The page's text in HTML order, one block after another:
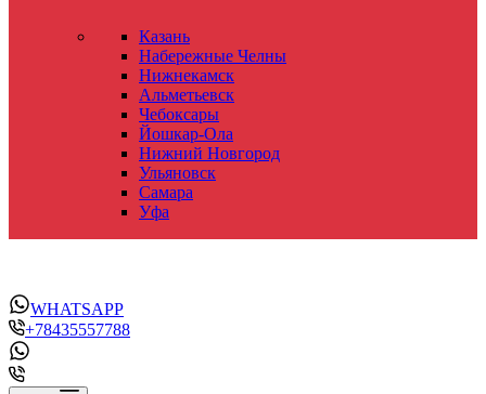
Казань
Набережные Челны
Нижнекамск
Альметьевск
Чебоксары
Йошкар-Ола
Нижний Новгород
Ульяновск
Самара
Уфа
WHATSAPP
+78435557788